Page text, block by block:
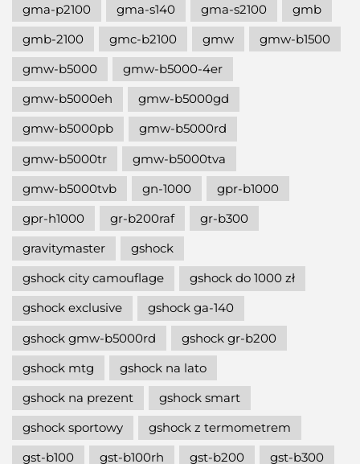
gma-p2100
gma-s140 gma-s2100
gmb
gmb-2100
gmc-b2100 gmw
gmw-b1500
gmw-b5000
gmw-b5000-4er
gmw-b5000eh
gmw-b5000gd
gmw-b5000pb
gmw-b5000rd
gmw-b5000tr
gmw-b5000tva
gmw-b5000tvb
gn-1000
gpr-b1000
gpr-h1000
gr-b200raf
gr-b300
gravitymaster
gshock
gshock city camouflage
gshock do 1000 zł
gshock exclusive
gshock ga-140
gshock gmw-b5000rd
gshock gr-b200
gshock mtg
gshock na lato
gshock na prezent
gshock smart
gshock sportowy
gshock z termometrem
gst-b100
gst-b100rh gst-b200 gst-b300